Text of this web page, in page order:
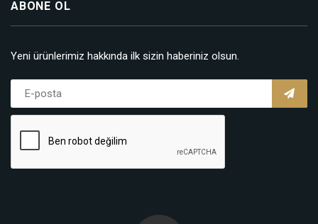
ABONE OL
Yeni ürünlerimiz hakkında ilk sizin haberiniz olsun.